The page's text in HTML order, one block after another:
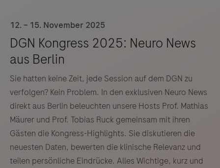
12. – 15. November 2025
Sie hatten keine Zeit, jede Session auf dem DGN zu
verfolgen? Kein Problem. In den exklusiven Neuro News
direkt aus Berlin beleuchten unsere Hosts Prof. Mathias
Mäurer und Prof. Tobias Ruck gemeinsam mit ihren
Gästen die Kongress-Highlights. Sie diskutieren die
neuesten Daten, bewerten die klinische Relevanz und
teilen persönliche Eindrücke. Alles Wichtige, kurz und